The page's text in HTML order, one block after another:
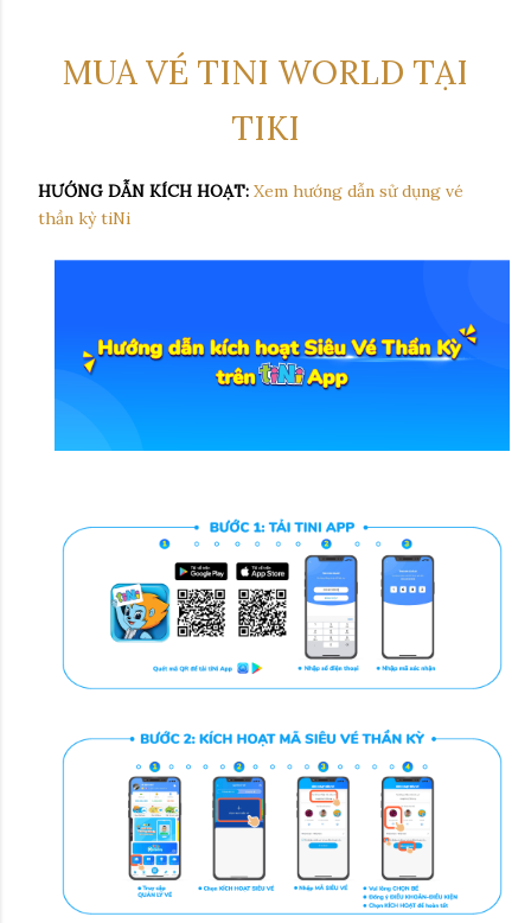
MUA VÉ TINI WORLD TẠI
TIKI
HƯỚNG DẪN KÍCH HOẠT: Xem hướng dẫn sử dụng vé
thần kỳ tiNi